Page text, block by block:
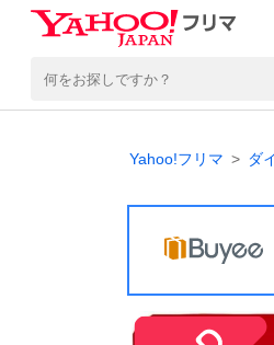
Yahoo!フリマ ダ